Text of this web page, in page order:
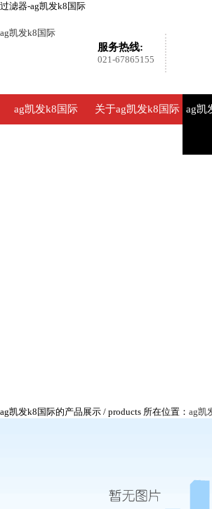
过滤器-ag凯发k8国际
ag凯发k8国际
服务热线:
021-67865155
ag凯发k8国际 关于ag凯发k8国际 ag凯
ag凯发k8国际的产品展示 / products 所在位置： ag凯